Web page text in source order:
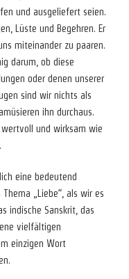
und ausgeliefert seien.
Lüste und Begehren. Er
miteinander zu paaren.
darum, ob diese
oder denen unserer
sind wir nichts als
ihn durchaus.
und wirksam wie
eine bedeutend
„Liebe“, als wir es
indische Sanskrit, das
vielfältigen
einzigen Wort